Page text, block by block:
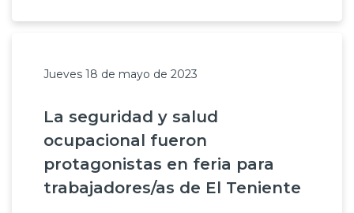
Jueves 18 de mayo de 2023
La seguridad y salud
ocupacional fueron
protagonistas en feria para
trabajadores/as de El Teniente